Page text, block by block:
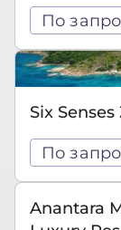
По
Six
По
Anantara